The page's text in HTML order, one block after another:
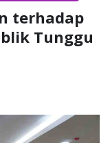
terhadap
Tunggu